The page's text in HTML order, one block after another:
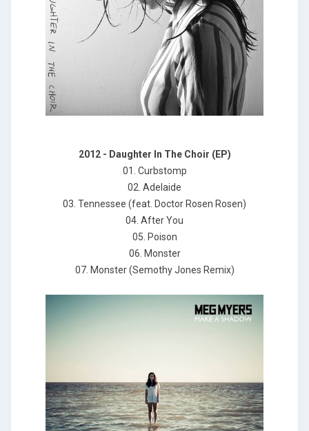
2012 - Daughter In The Choir (EP)
01. Curbstomp
02. Adelaide
03. Tennessee (feat. Doctor Rosen Rosen)
04. After You
05. Poison
06. Monster
07. Monster (Semothy Jones Remix)